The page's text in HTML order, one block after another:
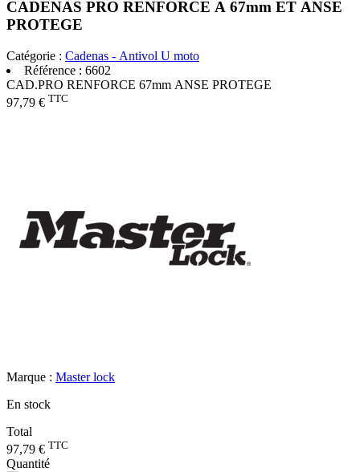
CADENAS PRO RENFORCE A 67mm ET ANSE
PROTEGE
Catégorie : Cadenas - Antivol U moto
Référence : 6602
CAD.PRO RENFORCE 67mm ANSE PROTEGE
97,79 € TTC
Marque : Master lock
En stock
Total
97,79 € TTC
Quantité